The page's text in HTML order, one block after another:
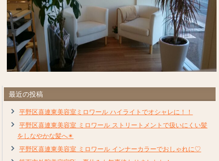
最近の投稿
平野区喜連東美容室ミロワール ハイライトでオシャレに！！
平野区喜連東美容室 ミロワール ストリートメントで扱いにくい髪
をしなやかな髪へ✴︎
平野区喜連東美容室 ミロワール インナーカラーでおしゃれに♡